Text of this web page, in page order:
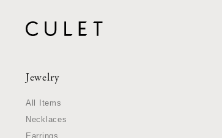
Jewelry
All Items
Necklaces
Earrings